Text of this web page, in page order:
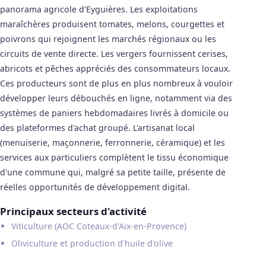
panorama agricole d'Eyguières. Les exploitations
maraîchères produisent tomates, melons, courgettes et
poivrons qui rejoignent les marchés régionaux ou les
circuits de vente directe. Les vergers fournissent cerises,
abricots et pêches appréciés des consommateurs locaux.
Ces producteurs sont de plus en plus nombreux à vouloir
développer leurs débouchés en ligne, notamment via des
systèmes de paniers hebdomadaires livrés à domicile ou
des plateformes d'achat groupé. L'artisanat local
(menuiserie, maçonnerie, ferronnerie, céramique) et les
services aux particuliers complètent le tissu économique
d'une commune qui, malgré sa petite taille, présente de
réelles opportunités de développement digital.
Principaux secteurs d'activité
Viticulture (AOC Coteaux-d'Aix-en-Provence)
Oliviculture et production d'huile d'olive